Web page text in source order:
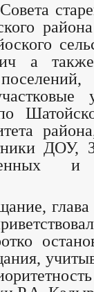
а
ДОУ,
и
глава